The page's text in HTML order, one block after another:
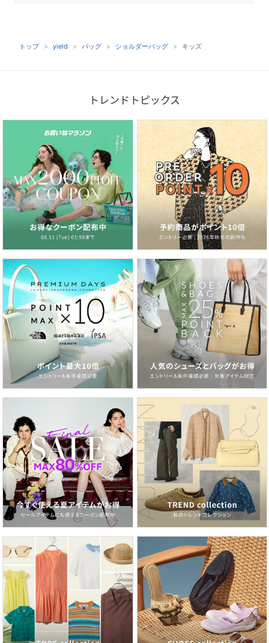
トップ yield バッグ ショルダーバッグ キッズ
トレンドトピックス